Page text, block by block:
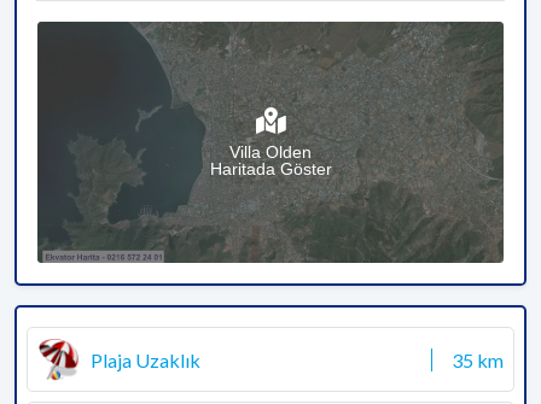
Villa Olden
Haritada Göster
Plaja Uzaklık 35 km